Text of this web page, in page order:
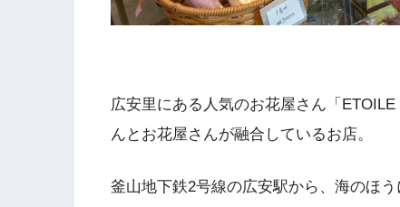
広安里にある人気のお花屋さん「
んとお花屋さんが融合しているお店。
釜山地下鉄2号線の広安駅から、海のほ